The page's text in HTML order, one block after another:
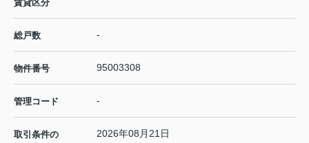
賃貸区分
総戸数 -
物件番号 95003308
管理コード -
取引条件の
2026年08月21日